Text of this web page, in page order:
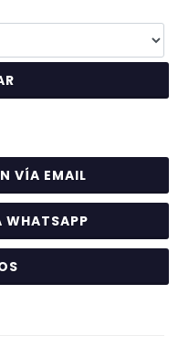
VÍA EMAIL
WHATSAPP